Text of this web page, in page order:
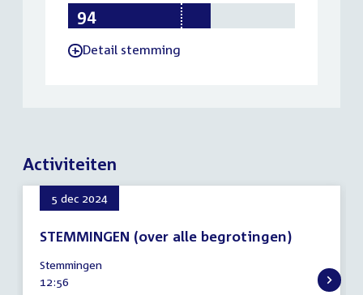
-Detail stemming
Activiteiten
5 dec 2024
STEMMINGEN (over alle begrotingen)
december
2024
Stemmingen
Tijd
12:56